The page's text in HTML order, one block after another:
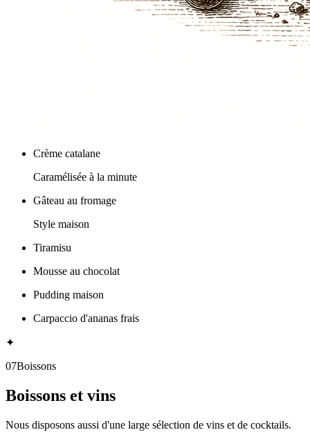
Crème catalane
Caramélisée à la minute
Gâteau au fromage
Style maison
Tiramisu
Mousse au chocolat
Pudding maison
Carpaccio d'ananas frais
✦
07Boissons
Boissons et vins
Nous disposons aussi d'une large sélection de vins et de cocktails.